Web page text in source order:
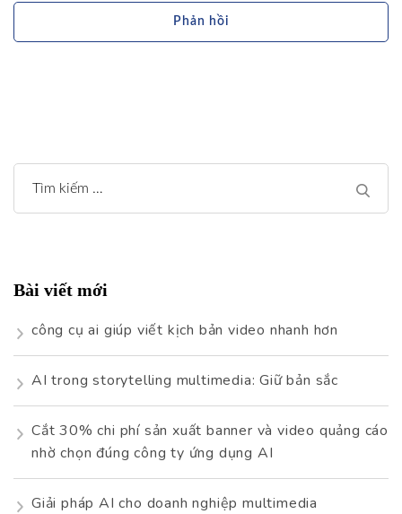
Tìm
kiếm
Bài viết mới
công cụ ai giúp viết kịch bản video nhanh hơn
AI trong storytelling multimedia: Giữ bản sắc
Cắt 30% chi phí sản xuất banner và video quảng cáo
nhờ chọn đúng công ty ứng dụng AI
Giải pháp AI cho doanh nghiệp multimedia